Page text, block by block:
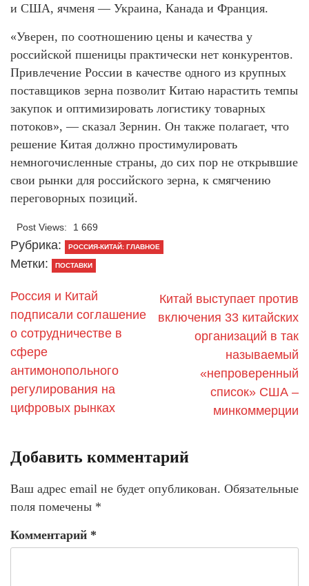
и США, ячменя — Украина, Канада и Франция.
«Уверен, по соотношению цены и качества у
российской пшеницы практически нет конкурентов.
Привлечение России в качестве одного из крупных
поставщиков зерна позволит Китаю нарастить темпы
закупок и оптимизировать логистику товарных
потоков», — сказал Зернин. Он также полагает, что
решение Китая должно простимулировать
немногочисленные страны, до сих пор не открывшие
свои рынки для российского зерна, к смягчению
переговорных позиций.
Post Views: 1 669
Рубрика: РОССИЯ-КИТАЙ: ГЛАВНОЕ
Метки: ПОСТАВКИ
Россия и Китай
подписали соглашение
о сотрудничестве в
сфере
антимонопольного
регулирования на
цифровых рынках
Китай выступает против
включения 33 китайских
организаций в так
называемый
«непроверенный
список» США –
минкоммерции
Добавить комментарий
Ваш адрес email не будет опубликован. Обязательные
поля помечены *
Комментарий *